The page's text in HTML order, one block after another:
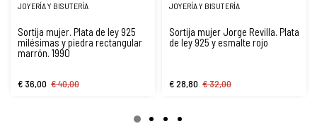
JOYERÍA Y BISUTERÍA
Sortija mujer. Plata de ley 925
milésimas y piedra rectangular
marrón. 1990
€ 36,00 € 40,00
JOYERÍA Y BISUTERÍA
Sortija mujer Jorge Revilla. Plata
de ley 925 y esmalte rojo
€ 28,80 € 32,00